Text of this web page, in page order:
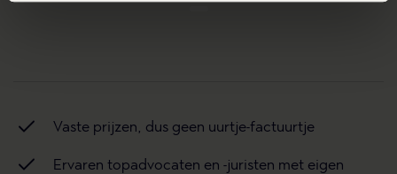
Vaste prijzen, dus geen uurtje-factuurtje
Ervaren topadvocaten en -juristen met eigen